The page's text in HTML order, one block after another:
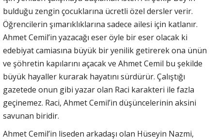
bulduğu zengin çocuklarına ücretli özel dersler verir.
Öğrencilerin şımarıklıklarına sadece ailesi için katlanır.
Ahmet Cemil’in yazacağı eser öyle bir eser olacak ki
edebiyat camiasına büyük bir yenilik getirerek ona ünün
ve şöhretin kapılarını açacak ve Ahmet Cemil bu şekilde
büyük hayaller kurarak hayatını sürdürür. Çalıştığı
gazetede onun gibi yazar olan Raci karakteri ile fazla
geçinemez. Raci, Ahmet Cemil’in düşüncelerinin aksini
savunan biridir.
Ahmet Cemil’in liseden arkadaşı olan Hüseyin Nazmi,